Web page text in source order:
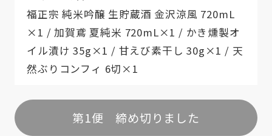
福正宗 純米吟醸 生貯蔵酒 金沢涼風 720mL
×1 / 加賀鳶 夏純米 720mL×1 / かき燻製オ
イル漬け 35g×1 / 甘えび素干し 30g×1 / 天
然ぶりコンフィ 6切×1
第1便 締め切りました